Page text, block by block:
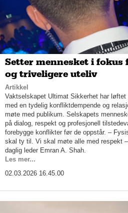
Setter mennesket i fokus
og triveligere uteliv
Artikkel
Vaktselskapet Ultimat Sikkerhet har løftet
med en tydelig konfliktdempende og
møte med publikum. Selskapets
på dialog, respekt og profesjonell
forebygge konflikter før de oppstår. –
skal ty til. Vi skal møte alle med respekt
daglig leder Emran A. Shah.
Les mer...
02.03.2026 16.45.00